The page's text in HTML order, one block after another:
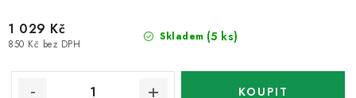
Skladem (5 ks)
850 Kč bez DPH
1 029 Kč